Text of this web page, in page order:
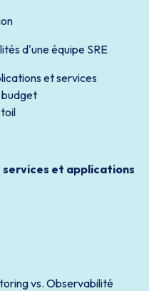
d'une équipe SRE
et services
services et applications
vs. Observabilité